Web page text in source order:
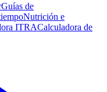
Guías de
Nutrición e
ITRACalculadora de